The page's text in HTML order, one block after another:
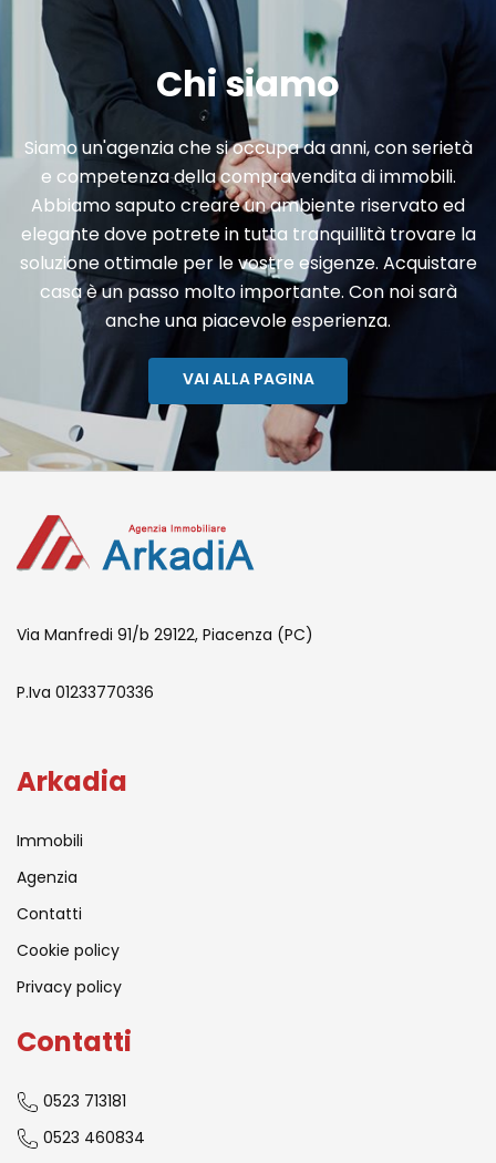
Chi siamo
Siamo un'agenzia che si occupa da anni, con serietà
e competenza della compravendita di immobili.
Abbiamo saputo creare un ambiente riservato ed
elegante dove potrete in tutta tranquillità trovare la
soluzione ottimale per le vostre esigenze. Acquistare
casa è un passo molto importante. Con noi sarà
anche una piacevole esperienza.
VAI ALLA PAGINA
Via Manfredi 91/b 29122, Piacenza (PC)
P.Iva 01233770336
Arkadia
Immobili
Agenzia
Contatti
Cookie policy
Privacy policy
Contatti
0523 713181
0523 460834